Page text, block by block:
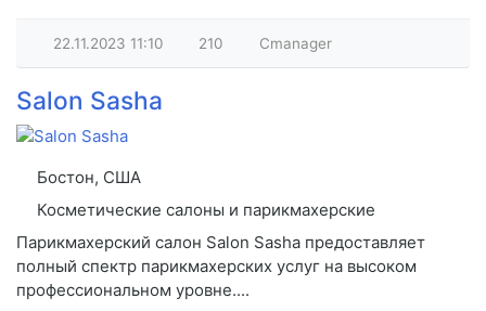
22.11.2023 11:10 210 Cmanager
Salon Sasha
Бостон, США
Косметические салоны и парикмахерские
Парикмахерский салон Salon Sasha предоставляет
полный спектр парикмахерских услуг на высоком
профессиональном уровне....